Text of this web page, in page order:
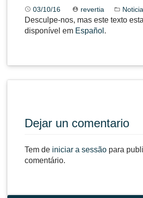
03/10/16 revertia
Desculpe-nos, mas este texto
disponível em Español .
Dejar un comentario
Tem de iniciar a sessão para
comentário.